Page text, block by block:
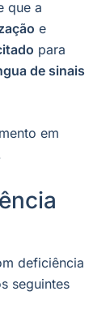
que a
e
para
de sinais
em
deficiência
seguintes